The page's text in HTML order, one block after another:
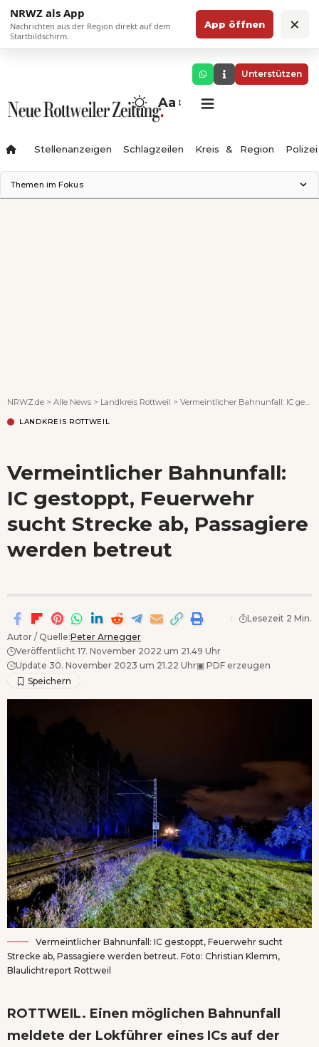
NRWZ als App
Nachrichten aus der Region direkt auf dem
Startbildschirm.
App öffnen ×
Unterstützen
Aa
Stellenanzeigen Schlagzeilen Kreis & Region Polizei
Themen im Fokus
NRWZ.de > Alle News > Landkreis Rottweil > Vermeintlicher Bahnunfall: IC gestoppt, Feuerwehr sucht Strecke ab, Passagiere werden betreut
LANDKREIS ROTTWEIL
Vermeintlicher Bahnunfall:
IC gestoppt, Feuerwehr
sucht Strecke ab, Passagiere
werden betreut
Autor / Quelle:Peter Arnegger
Veröffentlicht 17. November 2022 um 21.49 Uhr
Update 30. November 2023 um 21.22 Uhr▣ PDF erzeugen
Lesezeit 2 Min.
Vermeintlicher Bahnunfall: IC gestoppt, Feuerwehr sucht
Strecke ab, Passagiere werden betreut. Foto: Christian Klemm,
Blaulichtreport Rottweil
ROTTWEIL. Einen möglichen Bahnunfall
meldete der Lokführer eines ICs auf der